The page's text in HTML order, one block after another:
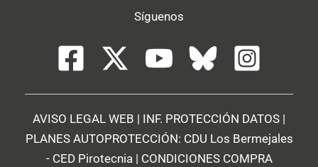
Síguenos
AVISO LEGAL WEB | INF. PROTECCIÓN DATOS |
PLANES AUTOPROTECCIÓN: CDU Los Bermejales
- CED Pirotecnia| CONDICIONES COMPRA